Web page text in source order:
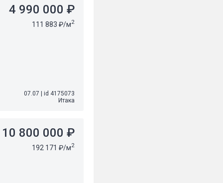
4 990 000 ₽
111 883 ₽/м2
07.07
id 4175073
Итака
10 800 000 ₽
192 171 ₽/м2